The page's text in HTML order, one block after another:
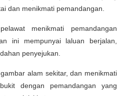
dan menikmati pemandangan.
menikmati pemandangan
ini mempunyai laluan berjalan,
penyejukan.
alam sekitar, dan menikmati
dengan pemandangan yang